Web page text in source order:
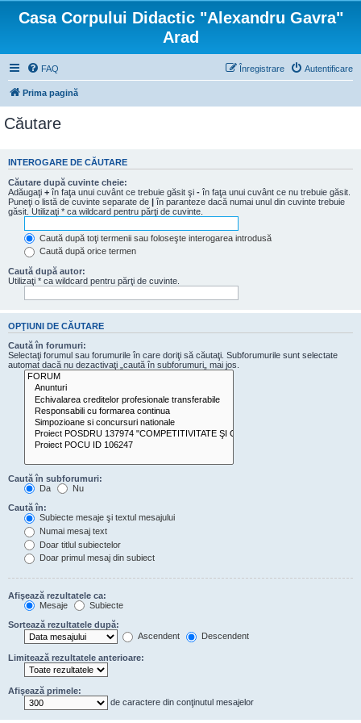
Casa Corpului Didactic "Alexandru Gavra"
Arad
FAQ Autentificare
Înregistrare
Prima pagină
Căutare
INTEROGARE DE CĂUTARE
Căutare după cuvinte cheie:
Adăugaţi + în faţa unui cuvânt ce trebuie găsit şi - în faţa unui cuvânt ce nu trebuie găsit.
Puneţi o listă de cuvinte separate de | în paranteze dacă numai unul din cuvinte trebuie
găsit. Utilizaţi * ca wildcard pentru părţi de cuvinte.
Caută după toţi termenii sau foloseşte interogarea introdusă
Caută după orice termen
Caută după autor:
Utilizaţi * ca wildcard pentru părţi de cuvinte.
OPŢIUNI DE CĂUTARE
Caută în forumuri:
Selectaţi forumul sau forumurile în care doriţi să căutaţi. Subforumurile sunt selectate
automat dacă nu dezactivaţi „caută în subforumuri„ mai jos.
Caută în subforumuri:
Da
Nu
Caută în:
Subiecte mesaje şi textul mesajului
Numai mesaj text
Doar titlul subiectelor
Doar primul mesaj din subiect
Afişează rezultatele ca:
Mesaje
Subiecte
Sortează rezultatele după:
Ascendent
Descendent
Limitează rezultatele anterioare:
Afişează primele:
de caractere din conţinutul mesajelor